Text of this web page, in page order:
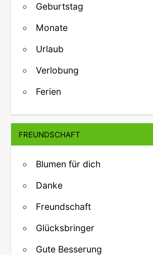
Geburtstag
Monate
Urlaub
Verlobung
Ferien
FREUNDSCHAFT
Blumen für dich
Danke
Freundschaft
Glücksbringer
Gute Besserung